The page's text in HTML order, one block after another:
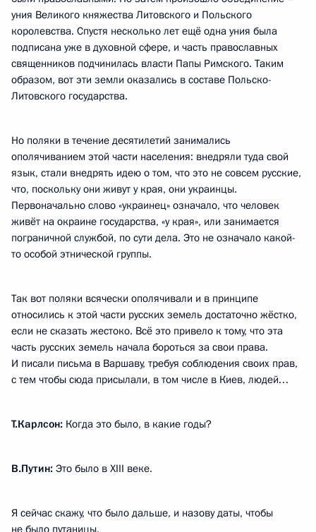
уния Великого княжества Литовского и Польского
королевства. Спустя несколько лет ещё одна уния была
подписана уже в духовной сфере, и часть православных
священников подчинилась власти Папы Римского. Таким
образом, вот эти земли оказались в составе Польско-
Литовского государства.
Но поляки в течение десятилетий занимались
ополячиванием этой части населения: внедряли туда свой
язык, стали внедрять идею о том, что это не совсем русские,
что, поскольку они живут у края, они украинцы.
Первоначально слово «украинец» означало, что человек
живёт на окраине государства, «у края», или занимается
пограничной службой, по сути дела. Это не означало какой-
то особой этнической группы.
Так вот поляки всячески ополячивали и в принципе
относились к этой части русских земель достаточно жёстко,
если не сказать жестоко. Всё это привело к тому, что эта
часть русских земель начала бороться за свои права.
И писали письма в Варшаву, требуя соблюдения своих прав,
с тем чтобы сюда присылали, в том числе в Киев, людей…
Т.Карлсон: Когда это было, в какие годы?
В.Путин: Это было в XIII веке.
Я сейчас скажу, что было дальше, и назову даты, чтобы
не было путаницы.